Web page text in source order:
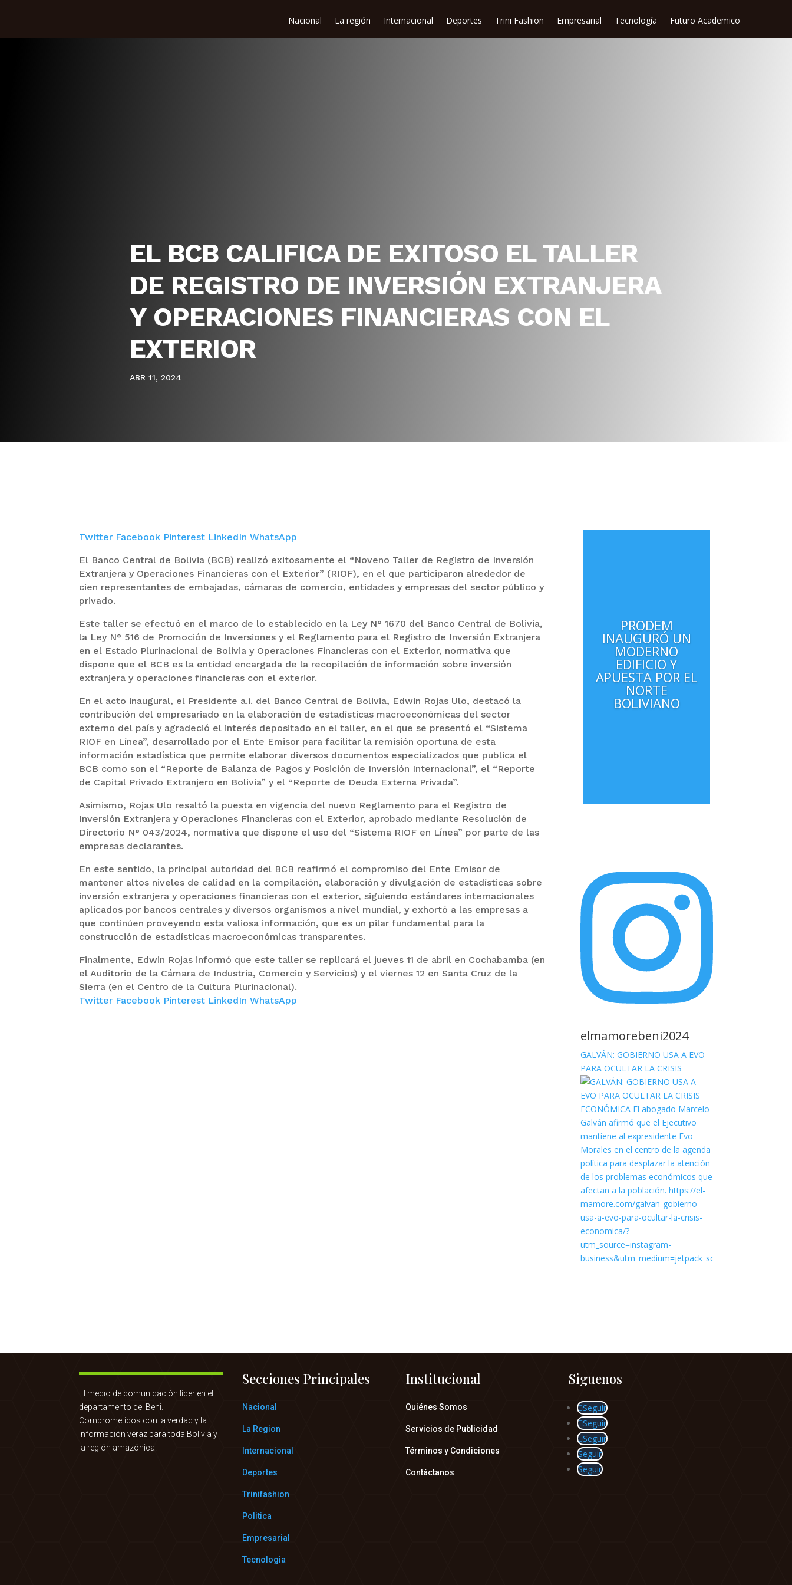
Nacional La región Internacional Deportes Trini Fashion Empresarial Tecnología Futuro Academico
EL BCB CALIFICA DE EXITOSO EL TALLER
DE REGISTRO DE INVERSIÓN EXTRANJERA
Y OPERACIONES FINANCIERAS CON EL
EXTERIOR
ABR 11, 2024
Twitter Facebook Pinterest LinkedInWhatsApp
El Banco Central de Bolivia (BCB) realizó exitosamente el “Noveno Taller de Registro de Inversión
Extranjera y Operaciones Financieras con el Exterior” (RIOF), en el que participaron alrededor de
cien representantes de embajadas, cámaras de comercio, entidades y empresas del sector público y
privado.
Este taller se efectuó en el marco de lo establecido en la Ley N° 1670 del Banco Central de Bolivia,
la Ley N° 516 de Promoción de Inversiones y el Reglamento para el Registro de Inversión Extranjera
en el Estado Plurinacional de Bolivia y Operaciones Financieras con el Exterior, normativa que
dispone que el BCB es la entidad encargada de la recopilación de información sobre inversión
extranjera y operaciones financieras con el exterior.
En el acto inaugural, el Presidente a.i. del Banco Central de Bolivia, Edwin Rojas Ulo, destacó la
contribución del empresariado en la elaboración de estadísticas macroeconómicas del sector
externo del país y agradeció el interés depositado en el taller, en el que se presentó el “Sistema
RIOF en Línea”, desarrollado por el Ente Emisor para facilitar la remisión oportuna de esta
información estadística que permite elaborar diversos documentos especializados que publica el
BCB como son el “Reporte de Balanza de Pagos y Posición de Inversión Internacional”, el “Reporte
de Capital Privado Extranjero en Bolivia” y el “Reporte de Deuda Externa Privada”.
Asimismo, Rojas Ulo resaltó la puesta en vigencia del nuevo Reglamento para el Registro de
Inversión Extranjera y Operaciones Financieras con el Exterior, aprobado mediante Resolución de
Directorio N° 043/2024, normativa que dispone el uso del “Sistema RIOF en Línea” por parte de las
empresas declarantes.
En este sentido, la principal autoridad del BCB reafirmó el compromiso del Ente Emisor de
mantener altos niveles de calidad en la compilación, elaboración y divulgación de estadísticas sobre
inversión extranjera y operaciones financieras con el exterior, siguiendo estándares internacionales
aplicados por bancos centrales y diversos organismos a nivel mundial, y exhortó a las empresas a
que continúen proveyendo esta valiosa información, que es un pilar fundamental para la
construcción de estadísticas macroeconómicas transparentes.
Finalmente, Edwin Rojas informó que este taller se replicará el jueves 11 de abril en Cochabamba (en
el Auditorio de la Cámara de Industria, Comercio y Servicios) y el viernes 12 en Santa Cruz de la
Sierra (en el Centro de la Cultura Plurinacional).
Twitter Facebook Pinterest LinkedInWhatsApp
PRODEM
INAUGURÓ UN
MODERNO
EDIFICIO Y
APUESTA POR EL
NORTE
BOLIVIANO
elmamorebeni2024
GALVÁN: GOBIERNO USA A EVO
PARA OCULTAR LA CRISIS
El medio de comunicación líder en el
departamento del Beni.
Comprometidos con la verdad y la
información veraz para toda Bolivia y
la región amazónica.
Secciones Principales
Nacional
La Region
Internacional
Deportes
Trinifashion
Politica
Empresarial
Tecnologia
Institucional
Quiénes Somos
Servicios de Publicidad
Términos y Condiciones
Contáctanos
Siguenos
Seguir
Seguir
Seguir
Seguir
Seguir